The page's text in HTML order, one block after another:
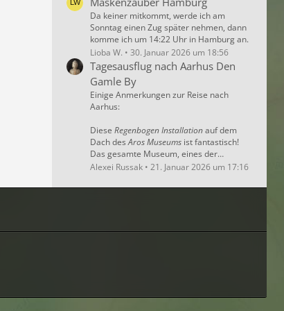
Da keiner mitkommt, werde ich am
Sonntag einen Zug später nehmen, dann
komme ich um 14:22 Uhr in Hamburg an.
Lioba W.
30. Januar 2026 um 18:56
Tagesausflug nach Aarhus Den
Gamle By
Einige Anmerkungen zur Reise nach
Aarhus:
Diese Regenbogen Installationauf dem
Dach desAros Museums ist fantastisch!
Das gesamte Museum, eines der…
Alexei Russak
21. Januar 2026 um 17:16